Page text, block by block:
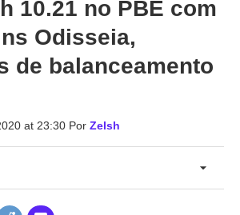
10.21 no PBE com
Odisseia,
de balanceamento
at 23:30 Por Zelsh